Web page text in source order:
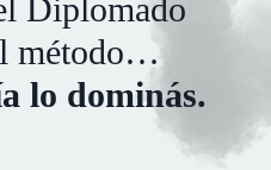
Diplomado
método…
lo dominás.